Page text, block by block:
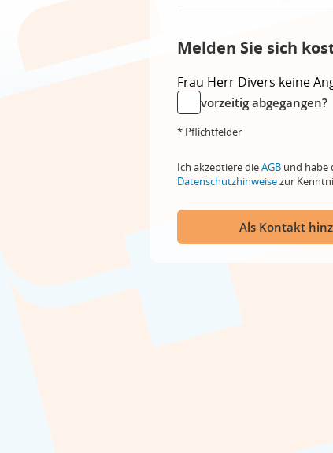
Melden Sie sich
Frau Herr Divers keine
vorzeitig abgegangen?
* Pflichtfelder
Ich akzeptiere dieAGB und habe
Datenschutzhinweisezur
Als Kontakt